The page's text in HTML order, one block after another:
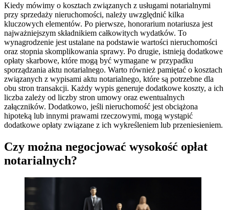
Kiedy mówimy o kosztach związanych z usługami notarialnymi
przy sprzedaży nieruchomości, należy uwzględnić kilka
kluczowych elementów. Po pierwsze, honorarium notariusza jest
najważniejszym składnikiem całkowitych wydatków. To
wynagrodzenie jest ustalane na podstawie wartości nieruchomości
oraz stopnia skomplikowania sprawy. Po drugie, istnieją dodatkowe
opłaty skarbowe, które mogą być wymagane w przypadku
sporządzania aktu notarialnego. Warto również pamiętać o kosztach
związanych z wypisami aktu notarialnego, które są potrzebne dla
obu stron transakcji. Każdy wypis generuje dodatkowe koszty, a ich
liczba zależy od liczby stron umowy oraz ewentualnych
załączników. Dodatkowo, jeśli nieruchomość jest obciążona
hipoteką lub innymi prawami rzeczowymi, mogą wystąpić
dodatkowe opłaty związane z ich wykreśleniem lub przeniesieniem.
Czy można negocjować wysokość opłat
notarialnych?